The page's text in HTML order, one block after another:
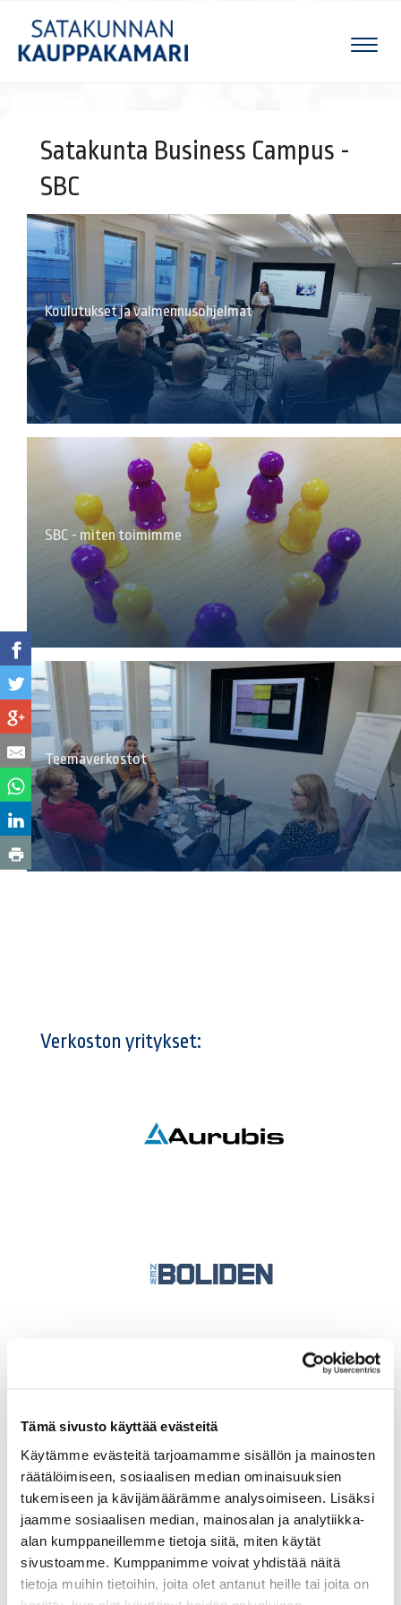
Tämä sivusto käyttää evästeitä
Käytämme evästeitä tarjoamamme sisällön ja mainosten
räätälöimiseen, sosiaalisen median ominaisuuksien
tukemiseen ja kävijämäärämme analysoimiseen. Lisäksi
jaamme sosiaalisen median, mainosalan ja analytiikka-
alan kumppaneillemme tietoja siitä, miten käytät
sivustoamme. Kumppanimme voivat yhdistää näitä
tietoja muihin tietoihin, joita olet antanut heille tai joita on
Satakunta Business Campus -
SBC
Koulutukset ja valmennusohjelmat
SBC - miten toimimme
Teemaverkostot
Verkoston yritykset: